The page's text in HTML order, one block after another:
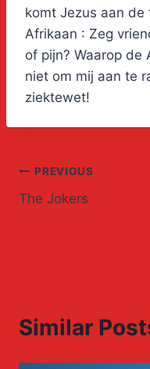
komt Jezus aan
Afrikaan : Zeg
of pijn? Waarop de
niet om mij aan te
ziektewet!
Post
navigation
PREVIOUS
The Jokers
Similar